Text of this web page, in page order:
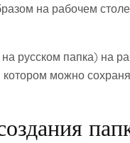
на рабочем
русском папка) на
котором можно